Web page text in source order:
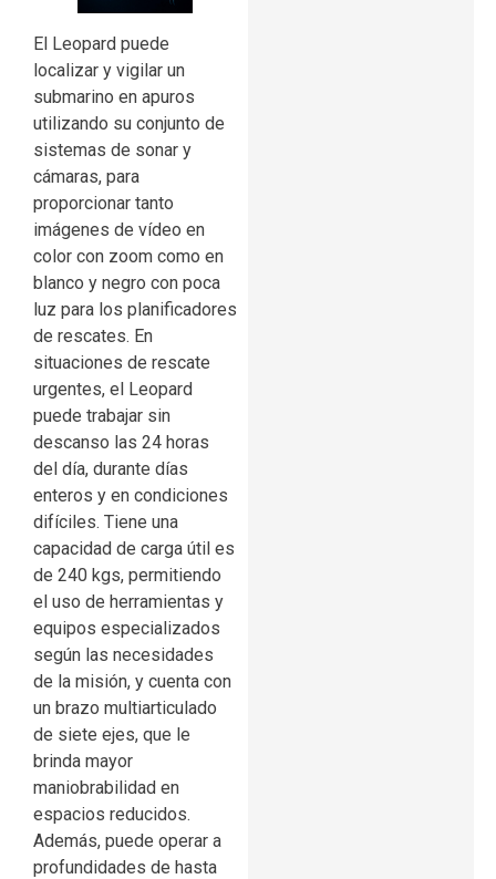
El Leopard puede
localizar y vigilar un
submarino en apuros
utilizando su conjunto de
sistemas de sonar y
cámaras, para
proporcionar tanto
imágenes de vídeo en
color con zoom como en
blanco y negro con poca
luz para los planificadores
de rescates. En
situaciones de rescate
urgentes, el Leopard
puede trabajar sin
descanso las 24 horas
del día, durante días
enteros y en condiciones
difíciles. Tiene una
capacidad de carga útil es
de 240 kgs, permitiendo
el uso de herramientas y
equipos especializados
según las necesidades
de la misión, y cuenta con
un brazo multiarticulado
de siete ejes, que le
brinda mayor
maniobrabilidad en
espacios reducidos.
Además, puede operar a
profundidades de hasta